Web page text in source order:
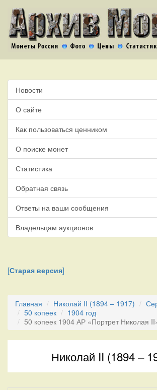
Новости
О сайте
Как пользоваться ценником
О поиске монет
Статистика
Обратная связь
Ответы на ваши сообщения
Владельцам аукционов
[Старая версия]
Главная Николай II (1894 – 1917)
50 копеек
1904 год
50 копеек 1904 АР «Портрет Николая
Николай II (1894 –